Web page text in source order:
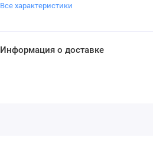
Все характеристики
Информация о доставке